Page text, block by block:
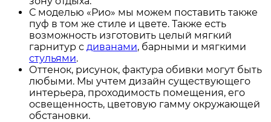
С моделью «Рио» мы можем поставить также
пуф в том же стиле и цвете. Также есть
возможность изготовить целый мягкий
гарнитур с диванами, барными и мягкими
стульями.
Оттенок, рисунок, фактура обивки могут быть
любыми. Мы учтем дизайн существующего
интерьера, проходимость помещения, его
освещенность, цветовую гамму окружающей
обстановки.